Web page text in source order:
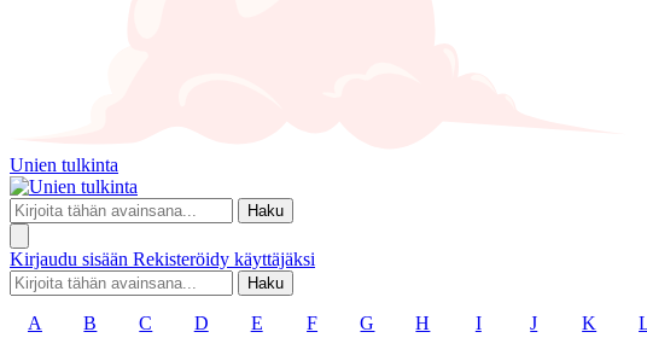
Unien tulkinta
Haku
Kirjaudu sisään Rekisteröidy käyttäjäksi
Haku
A B C D E F G H I J K